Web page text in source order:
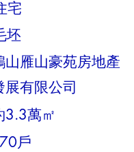
宅
坯
山雁山豪苑房地產
展有限公司
3.3萬㎡
戶